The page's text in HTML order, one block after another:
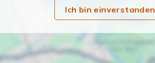
Ich bin einverstanden